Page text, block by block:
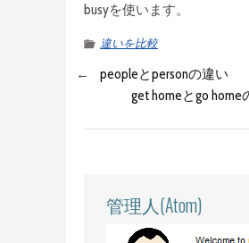
busyを使います。
違いを比較
←
peopleとpersonの違い
get homeとgo home
管理人(Atom)